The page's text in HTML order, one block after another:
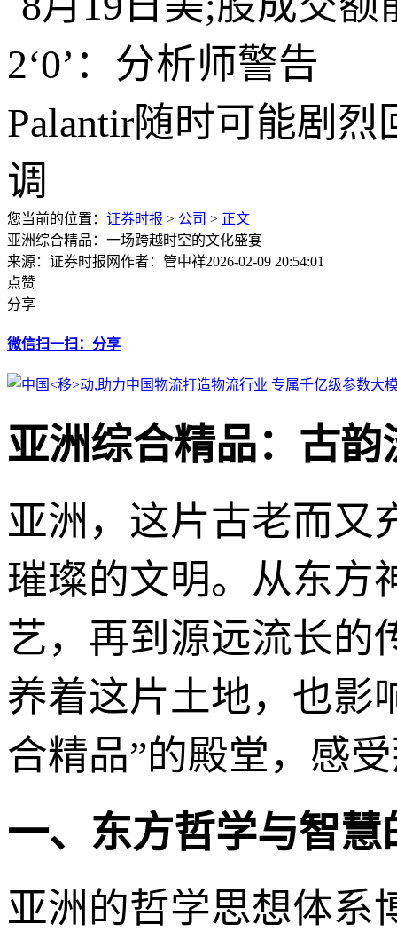
您当前的位置： 证券时报 > 公司 > 正文
亚洲综合精品：一场跨越时空的文化盛宴
来源：证券时报网作者：管中祥2026-02-09 20:54:01
点赞
分享
微信扫一扫：分享
亚洲综合精品：古
亚洲，这片古老而又
璀璨的文明。从东方
艺，再到源远流长的
养着这片土地，也影
合精品”的殿堂，感
一、东方哲学与智慧
亚洲的哲学思想体系